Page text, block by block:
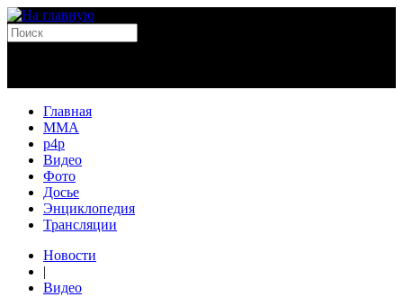
Главная
MMA
p4p
Видео
Фото
Досье
Энциклопедия
Трансляции
Новости
|
Видео